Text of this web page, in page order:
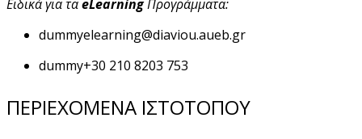
Ειδικά για ταeLearningΠρογράμματα:
dummyelearning@diaviou.aueb.gr
dummy+30 210 8203 753
ΠΕΡΙΕΧΟΜΕΝΑ ΙΣΤΟΤΟΠΟΥ